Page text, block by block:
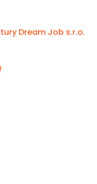
Dream Job s.r.o.